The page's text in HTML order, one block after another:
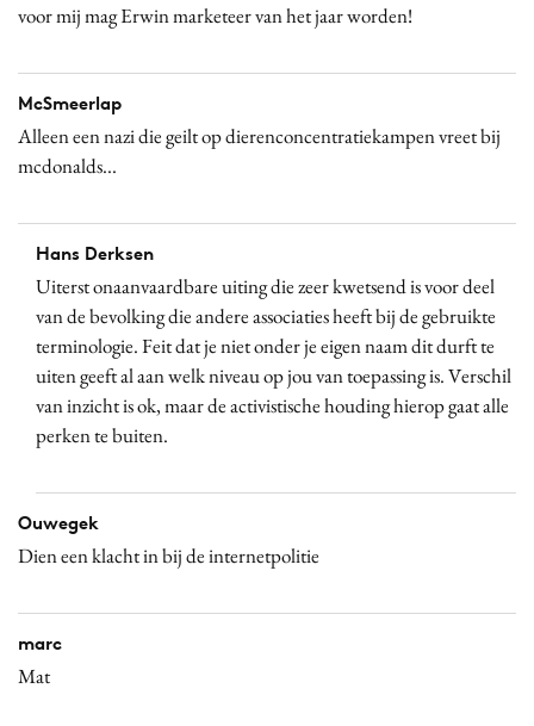
voor mij mag Erwin marketeer van het jaar worden!
McSmeerlap
Alleen een nazi die geilt op dierenconcentratiekampen vreet bij
mcdonalds...
Hans Derksen
Uiterst onaanvaardbare uiting die zeer kwetsend is voor deel
van de bevolking die andere associaties heeft bij de gebruikte
terminologie. Feit dat je niet onder je eigen naam dit durft te
uiten geeft al aan welk niveau op jou van toepassing is. Verschil
van inzicht is ok, maar de activistische houding hierop gaat alle
perken te buiten.
Ouwegek
Dien een klacht in bij de internetpolitie
marc
Mat